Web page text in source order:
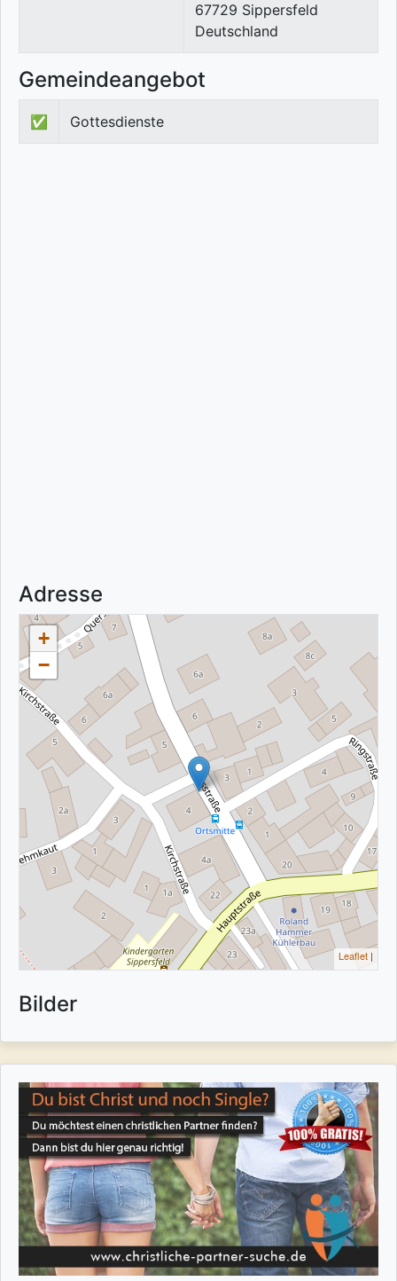
67729 Sippersfeld
Deutschland
Gemeindeangebot
✅ Gottesdienste
Adresse
+
−
Leaflet |
Bilder